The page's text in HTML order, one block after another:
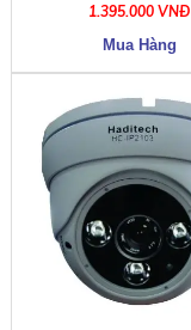
1.395.000 VNĐ